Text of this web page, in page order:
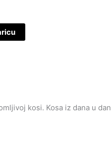
kosi. Kosa iz dana u